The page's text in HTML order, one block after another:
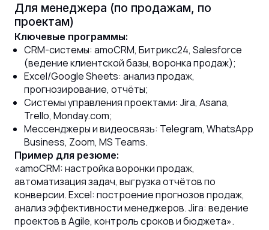
Для менеджера (по продажам, по
проектам)
Ключевые программы:
CRM-системы: amoCRM, Битрикс24, Salesforce
(ведение клиентской базы, воронка продаж);
Excel/Google Sheets: анализ продаж,
прогнозирование, отчёты;
Системы управления проектами: Jira, Asana,
Trello, Monday.com;
Мессенджеры и видеосвязь: Telegram, WhatsApp
Business, Zoom, MS Teams.
Пример для резюме:
«amoCRM: настройка воронки продаж,
автоматизация задач, выгрузка отчётов по
конверсии. Excel: построение прогнозов продаж,
анализ эффективности менеджеров. Jira: ведение
проектов в Agile, контроль сроков и бюджета».